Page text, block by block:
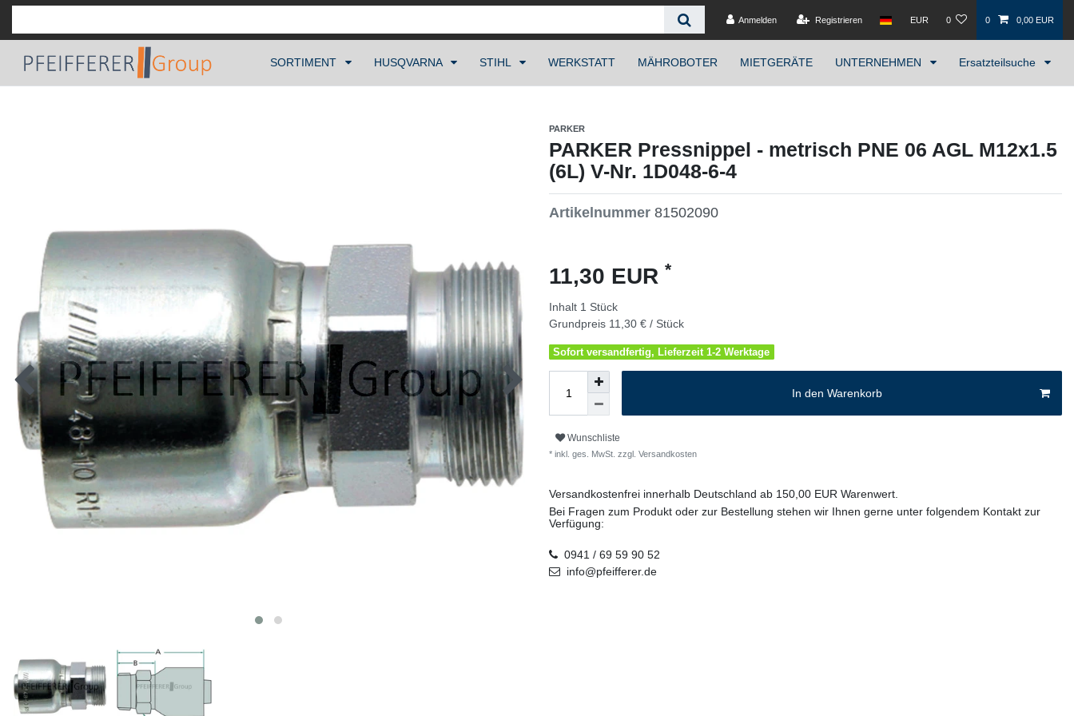
Anmelden Registrieren EUR 0 0 0,00 EUR
SORTIMENT HUSQVARNA STIHL WERKSTATT MÄHROBOTER MIETGERÄTE UNTERNEHMEN Ersatzteilsuche
PARKER
PARKER Pressnippel - metrisch PNE 06 AGL M12x1.5
(6L) V-Nr. 1D048-6-4
Artikelnummer 81502090
11,30 EUR *
Inhalt 1 Stück
Grundpreis 11,30 € / Stück
Sofort versandfertig, Lieferzeit 1-2 Werktage
In den Warenkorb
Wunschliste
* inkl. ges. MwSt. zzgl. Versandkosten
Versandkostenfrei innerhalb Deutschland ab 150,00 EUR Warenwert.
Bei Fragen zum Produkt oder zur Bestellung stehen wir Ihnen gerne unter folgendem Kontakt zur
Verfügung:
0941 / 69 59 90 52
info@pfeifferer.de